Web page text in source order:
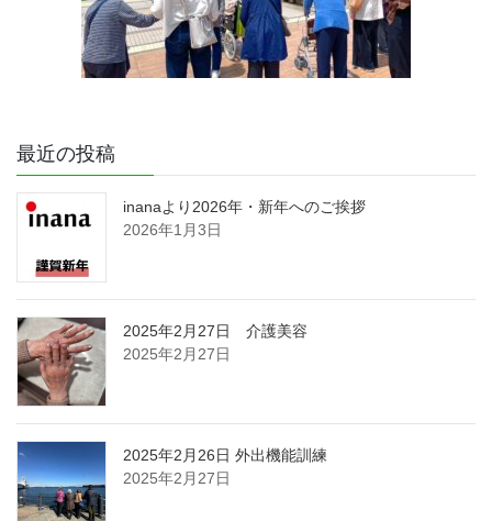
最近の投稿
inanaより2026年・新年へのご挨拶
2026年1月3日
2025年2月27日 介護美容
2025年2月27日
2025年2月26日 外出機能訓練
2025年2月27日